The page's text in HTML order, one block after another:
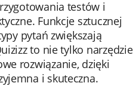
testów i
Funkcje sztucznej
pytań zwiększają
to nie tylko narzędzie
rozwiązanie, dzięki
i skuteczna.